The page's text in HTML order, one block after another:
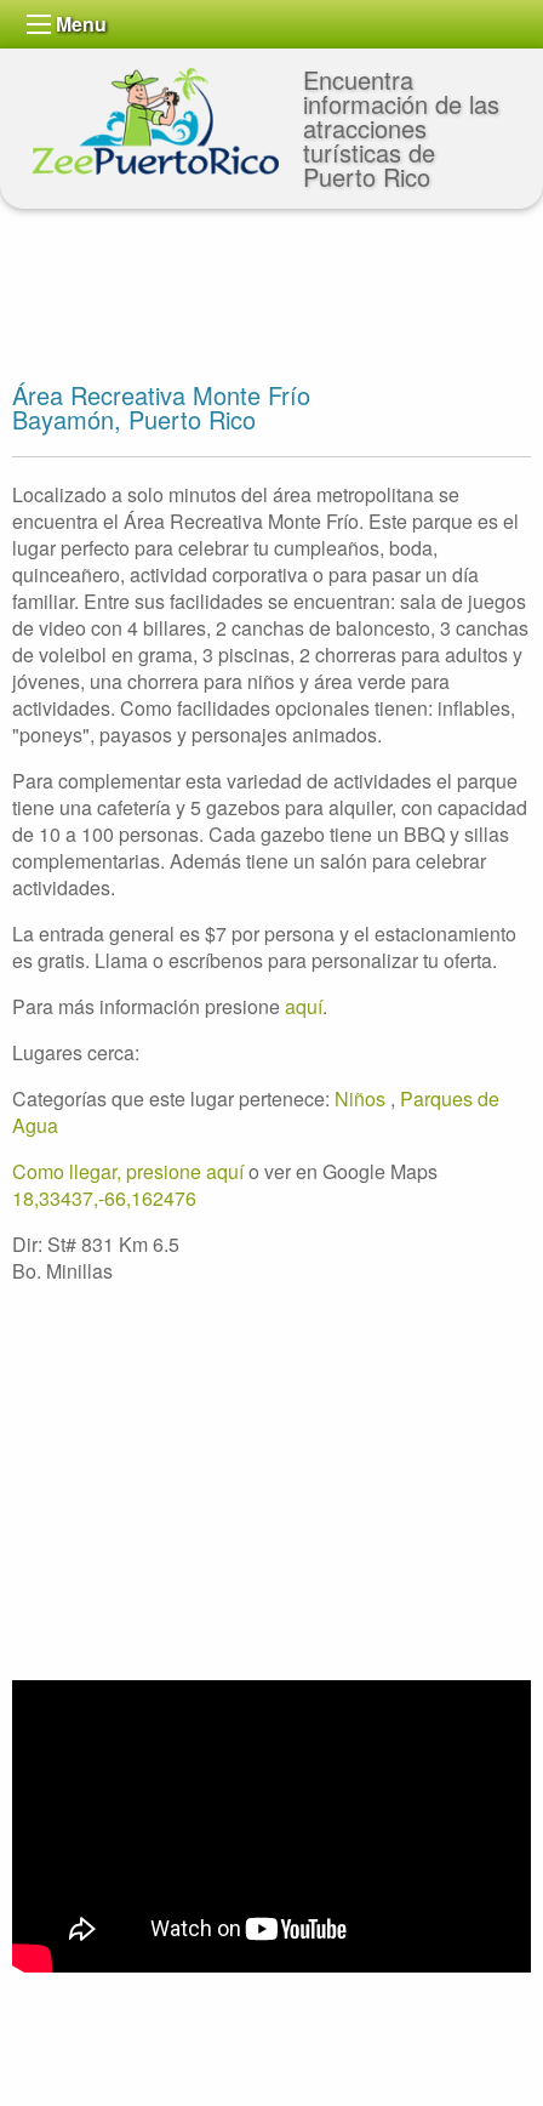
Menu
Encuentra
información de las
atracciones
turísticas de
Puerto Rico
Área Recreativa Monte Frío
Bayamón, Puerto Rico
Localizado a solo minutos del área metropolitana se
encuentra el Área Recreativa Monte Frío. Este parque es el
lugar perfecto para celebrar tu cumpleaños, boda,
quinceañero, actividad corporativa o para pasar un día
familiar. Entre sus facilidades se encuentran: sala de juegos
de video con 4 billares, 2 canchas de baloncesto, 3 canchas
de voleibol en grama, 3 piscinas, 2 chorreras para adultos y
jóvenes, una chorrera para niños y área verde para
actividades. Como facilidades opcionales tienen: inflables,
"poneys", payasos y personajes animados.
Para complementar esta variedad de actividades el parque
tiene una cafetería y 5 gazebos para alquiler, con capacidad
de 10 a 100 personas. Cada gazebo tiene un BBQ y sillas
complementarias. Además tiene un salón para celebrar
actividades.
La entrada general es $7 por persona y el estacionamiento
es gratis. Llama o escríbenos para personalizar tu oferta.
Para más información presioneaquí.
Lugares cerca:
Categorías que este lugar pertenece: Niños , Parques de
Agua
Como llegar, presione aquío ver en Google Maps
18,33437,-66,162476
Dir: St# 831 Km 6.5
Bo. Minillas